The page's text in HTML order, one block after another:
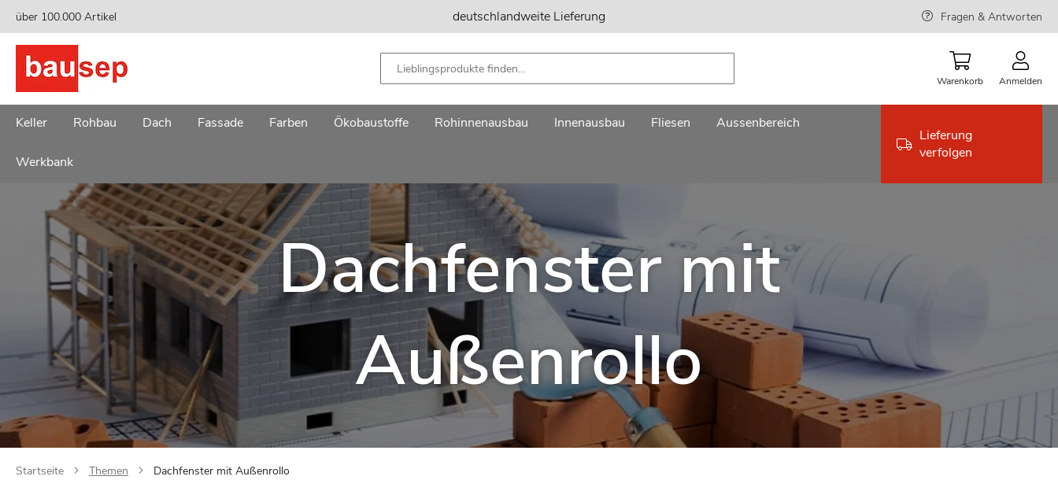
Zum
Inhalt
springen
über 100.000 Artikel deutschlandweite Lieferung Fragen & Antworten
Warenkorb Anmelden
Keller Rohbau Dach Fassade Farben Ökobaustoffe Rohinnenausbau Innenausbau Fliesen Aussenbereich
Werkbank
Lieferung
verfolgen
Dachfenster mit
Außenrollo
Startseite Themen Dachfenster mit Außenrollo